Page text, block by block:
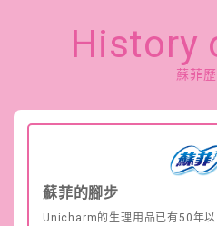
History
蘇菲
蘇菲的腳步
Unicharm的生理用品已有50年